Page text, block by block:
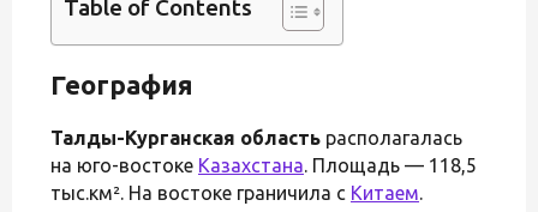
Table of Contents
География
Талды-Курганская область располагалась
на юго-востоке Казахстана. Площадь — 118,5
тыс.км². На востоке граничила с Китаем.